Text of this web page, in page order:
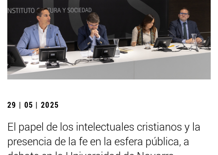
29 | 05 | 2025
El papel de los intelectuales cristianos y la
presencia de la fe en la esfera pública, a